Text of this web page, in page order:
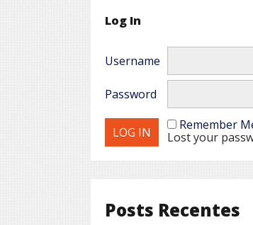
Log In
Username
Password
Remember
Lost your
Posts Recentes